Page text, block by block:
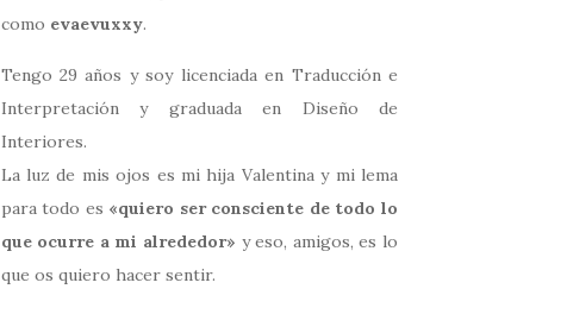
como evaevuxxy.
Tengo 29 años y soy licenciada en Traducción e
Interpretación y graduada en Diseño de
Interiores.
La luz de mis ojos es mi hija Valentina y mi lema
para todo es «quiero ser consciente de todo lo
que ocurre a mi alrededor» y eso, amigos, es lo
que os quiero hacer sentir.